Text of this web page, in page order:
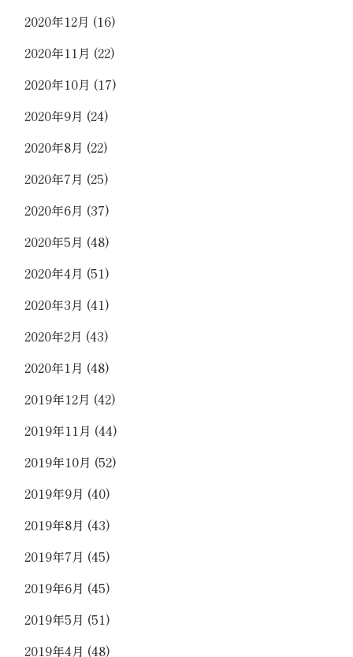
2020年12月 (16)
2020年11月 (22)
2020年10月 (17)
2020年9月 (24)
2020年8月 (22)
2020年7月 (25)
2020年6月 (37)
2020年5月 (48)
2020年4月 (51)
2020年3月 (41)
2020年2月 (43)
2020年1月 (48)
2019年12月 (42)
2019年11月 (44)
2019年10月 (52)
2019年9月 (40)
2019年8月 (43)
2019年7月 (45)
2019年6月 (45)
2019年5月 (51)
2019年4月 (48)